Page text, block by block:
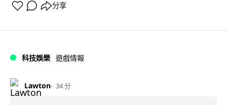
分享
科技娛樂 遊戲情報
Lawton 34 分